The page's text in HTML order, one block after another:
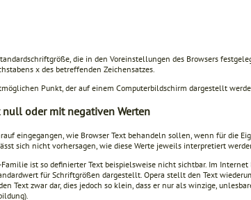
die in den Voreinstellungen des Browsers
x des betreffenden Zeichensatzes.
Punkt, der auf einem Computerbildschirm dargestellt
oder mit negativen Werten
eingegangen, wie Browser Text behandeln sollen, wenn für die
sich nicht vorhersagen, wie diese Werte jeweils interpretiert
ist so definierter Text beispielsweise nicht sichtbar. Im
für Schriftgrößen dargestellt. Opera stellt den Text
Text zwar dar, dies jedoch so klein, dass er nur als winzige,